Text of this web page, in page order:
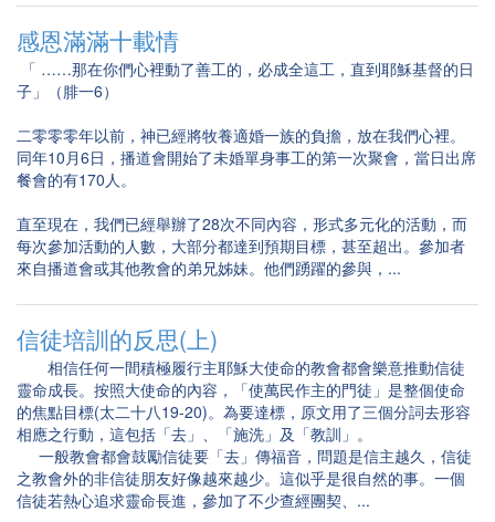
感恩滿滿十載情
「 ……那在你們心裡動了善工的，必成全這工，直到耶穌基督的日
子」（腓一6）
二零零零年以前，神已經將牧養適婚一族的負擔，放在我們心裡。
同年10月6日，播道會開始了未婚單身事工的第一次聚會，當日出席
餐會的有170人。
直至現在，我們已經舉辦了28次不同內容，形式多元化的活動，而
每次參加活動的人數，大部分都達到預期目標，甚至超出。參加者
來自播道會或其他教會的弟兄姊妹。他們踴躍的參與，...
信徒培訓的反思(上)
相信任何一間積極履行主耶穌大使命的教會都會樂意推動信徒
靈命成長。按照大使命的內容，「使萬民作主的門徒」是整個使命
的焦點目標(太二十八19-20)。為要達標，原文用了三個分詞去形容
相應之行動，這包括「去」、「施洗」及「教訓」。
一般教會都會鼓勵信徒要「去」傳福音，問題是信主越久，信徒
之教會外的非信徒朋友好像越來越少。這似乎是很自然的事。一個
信徒若熱心追求靈命長進，參加了不少查經團契、...